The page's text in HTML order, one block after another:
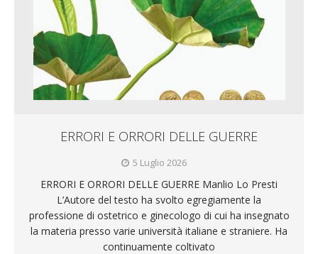
ERRORI E ORRORI DELLE GUERRE
5 Luglio 2026
ERRORI E ORRORI DELLE GUERRE Manlio Lo Presti
L’Autore del testo ha svolto egregiamente la
professione di ostetrico e ginecologo di cui ha insegnato
la materia presso varie università italiane e straniere. Ha
continuamente coltivato